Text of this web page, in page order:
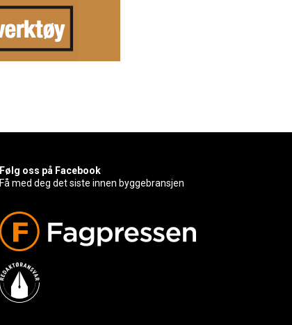
Følg oss på Facebook
Få med deg det siste innen byggebransjen